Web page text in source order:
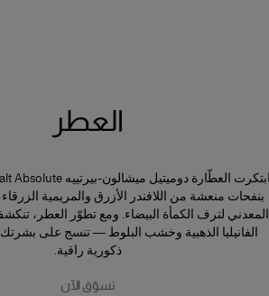
العطر
بنفحات منعشة من اللافندر الأزرق والمريمية
المعدني لترف الكمأة البيضاء. ومع تطوّر العطر،
الفانيليا الذهبية وخشب البلوط — تنسج على بشرتك
ذكورية راقية.
تسوّق الآن